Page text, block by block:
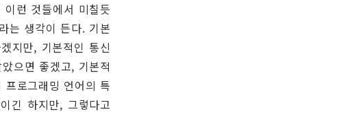
런 것들에서 미칠듯
는 생각이 든다. 기본
지만, 기본적인 통신
으면 좋겠고, 기본적
로그래밍 언어의 특
긴 하지만, 그렇다고